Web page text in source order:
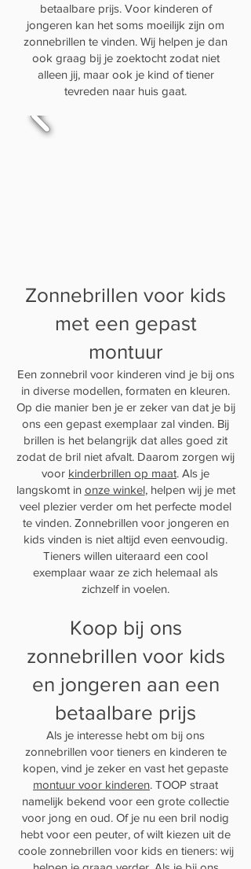
betaalbare prijs. Voor kinderen of
jongeren kan het soms moeilijk zijn om
zonnebrillen te vinden. Wij helpen je dan
ook graag bij je zoektocht zodat niet
alleen jij, maar ook je kind of tiener
tevreden naar huis gaat.
Zonnebrillen voor kids
met een gepast
montuur
Een zonnebril voor kinderen vind je bij ons
in diverse modellen, formaten en kleuren.
Op die manier ben je er zeker van dat je bij
ons een gepast exemplaar zal vinden. Bij
brillen is het belangrijk dat alles goed zit
zodat de bril niet afvalt. Daarom zorgen wij
voor kinderbrillen op maat. Als je
langskomt in onze winkel, helpen wij je met
veel plezier verder om het perfecte model
te vinden. Zonnebrillen voor jongeren en
kids vinden is niet altijd even eenvoudig.
Tieners willen uiteraard een cool
exemplaar waar ze zich helemaal als
zichzelf in voelen.
Koop bij ons
zonnebrillen voor kids
en jongeren aan een
betaalbare prijs
Als je interesse hebt om bij ons
zonnebrillen voor tieners en kinderen te
kopen, vind je zeker en vast het gepaste
montuur voor kinderen. TOOP straat
namelijk bekend voor een grote collectie
voor jong en oud. Of je nu een bril nodig
hebt voor een peuter, of wilt kiezen uit de
coole zonnebrillen voor kids en tieners: wij